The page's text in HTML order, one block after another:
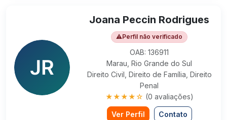
Joana Peccin Rodrigues
⚠Perfil não verificado
OAB: 136911
Marau, Rio Grande do Sul
Direito Civil, Direito de Família, Direito
Penal
★★★★☆ (0 avaliações)
Ver Perfil Contato